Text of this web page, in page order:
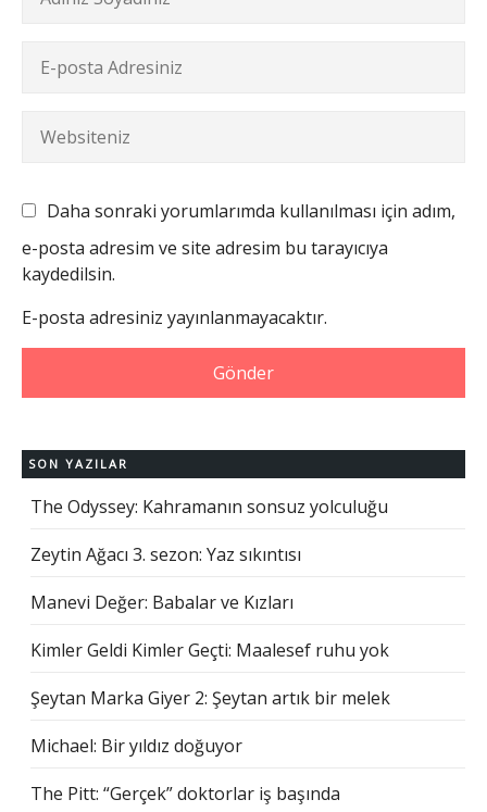
Daha sonraki yorumlarımda kullanılması için adım,
e-posta adresim ve site adresim bu tarayıcıya
kaydedilsin.
E-posta adresiniz yayınlanmayacaktır.
SON YAZILAR
The Odyssey: Kahramanın sonsuz yolculuğu
Zeytin Ağacı 3. sezon: Yaz sıkıntısı
Manevi Değer: Babalar ve Kızları
Kimler Geldi Kimler Geçti: Maalesef ruhu yok
Şeytan Marka Giyer 2: Şeytan artık bir melek
Michael: Bir yıldız doğuyor
The Pitt: “Gerçek” doktorlar iş başında